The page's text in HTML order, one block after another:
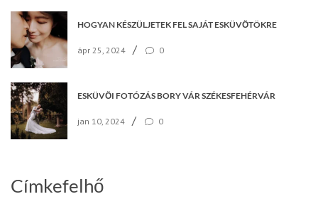
HOGYAN KÉSZÜLJETEK FEL SAJÁT ESKÜVŐTÖKRE
ápr 25, 2024 / 0
ESKÜVŐI FOTÓZÁS BORY VÁR SZÉKESFEHÉRVÁR
jan 10, 2024 / 0
Címkefelhő